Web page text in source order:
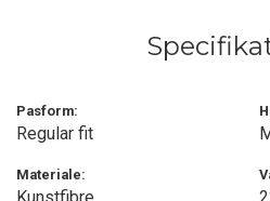
solcreme ofte er utilstrækkelig.
flerdagsture.
Konstruktionen omfatter en
Pasform:
Regular fit
Materiale: